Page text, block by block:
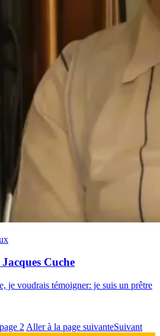
Cuche
je voudrais témoigner: je suis un prêtre
2 Aller à la page suivanteSuivant